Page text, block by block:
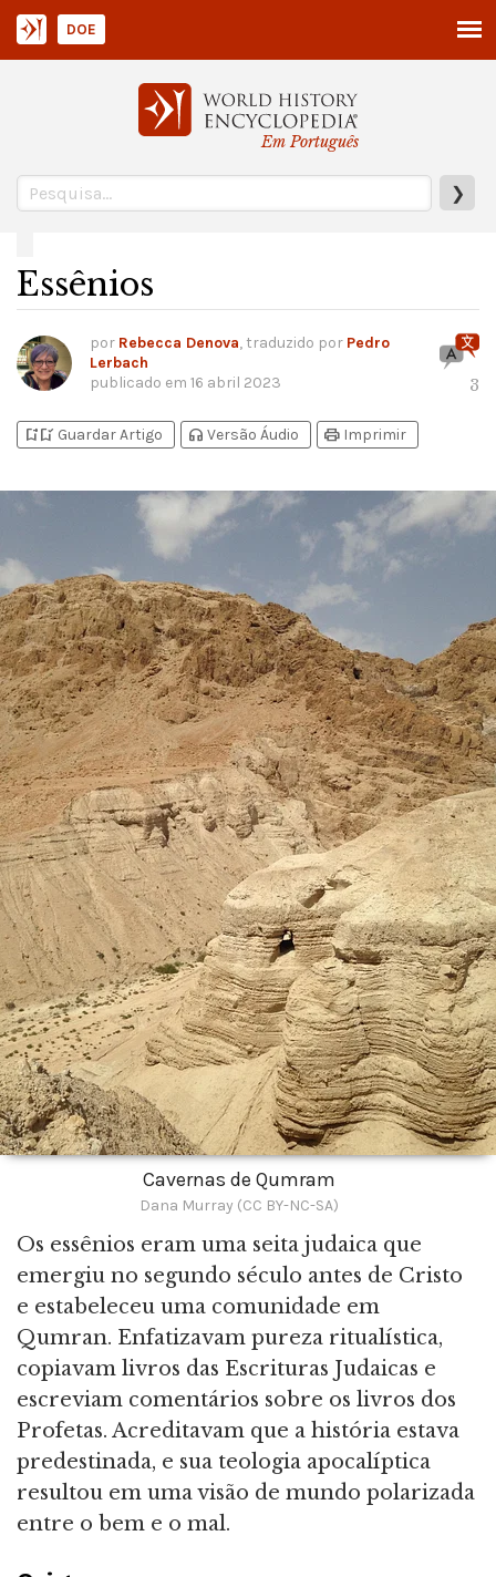
Em Português
❯
DOE
Essênios
por Rebecca Denova, traduzido por Pedro
Lerbach
publicado em 16 abril 2023 3
bookmark_addbookmark_added Guardar Artigo headphones Versão Áudio print Imprimir
Cavernas de Qumram
Dana Murray (CC BY-NC-SA)
Os essênios eram uma seita judaica que
emergiu no segundo século antes de Cristo
e estabeleceu uma comunidade em
Qumran. Enfatizavam pureza ritualística,
copiavam livros das Escrituras Judaicas e
escreviam comentários sobre os livros dos
Profetas. Acreditavam que a história estava
predestinada, e sua teologia apocalíptica
resultou em uma visão de mundo polarizada
entre o bem e o mal.